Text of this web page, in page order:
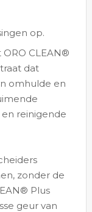
op.
CLEAN®
dat
omhulde en
reinigende
zonder de
Plus
geur van